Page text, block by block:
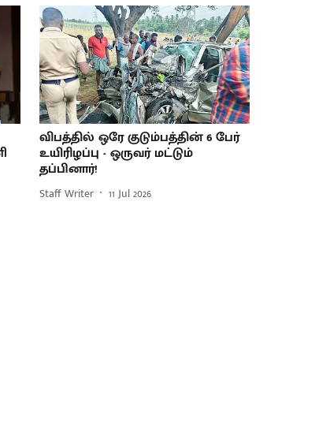
விபத்தில் ஒரே குடும்பத்தின் 6 பேர்
உயிரிழப்பு - ஒருவர் மட்டும்
தப்பினார்!
Staff Writer 11 Jul 2026